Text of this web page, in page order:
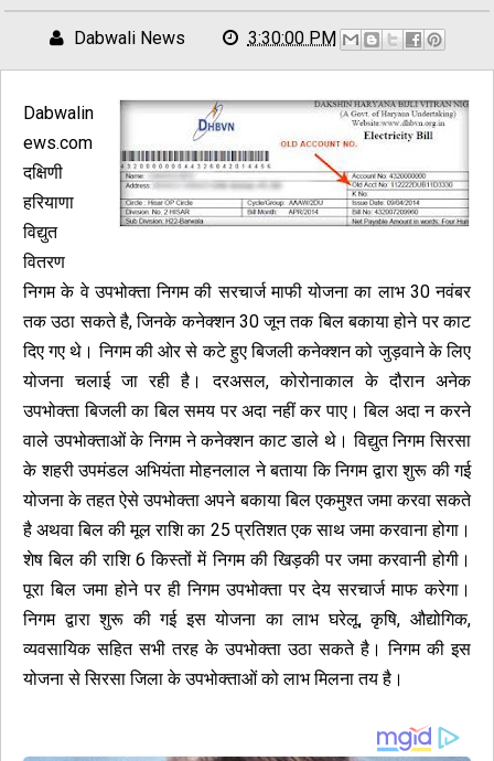
Dabwali News 3:30:00 PM
Dabwalin
ews.com
दक्षिणी
हरियाणा
विद्युत
वितरण
निगम के वे उपभोक्ता निगम की सरचार्ज माफी योजना का लाभ 30 नवंबर
तक उठा सकते है, जिनके कनेक्शन 30 जून तक बिल बकाया होने पर काट
दिए गए थे। निगम की ओर से कटे हुए बिजली कनेक्शन को जुड़वाने के लिए
योजना चलाई जा रही है। दरअसल, कोरोनाकाल के दौरान अनेक
उपभोक्ता बिजली का बिल समय पर अदा नहीं कर पाए। बिल अदा न करने
वाले उपभोक्ताओं के निगम ने कनेक्शन काट डाले थे। विद्युत निगम सिरसा
के शहरी उपमंडल अभियंता मोहनलाल ने बताया कि निगम द्वारा शुरू की गई
योजना के तहत ऐसे उपभोक्ता अपने बकाया बिल एकमुश्त जमा करवा सकते
है अथवा बिल की मूल राशि का 25 प्रतिशत एक साथ जमा करवाना होगा।
शेष बिल की राशि 6 किस्तों में निगम की खिड़की पर जमा करवानी होगी।
पूरा बिल जमा होने पर ही निगम उपभोक्ता पर देय सरचार्ज माफ करेगा।
निगम द्वारा शुरू की गई इस योजना का लाभ घरेलू, कृषि, औद्योगिक,
व्यवसायिक सहित सभी तरह के उपभोक्ता उठा सकते है। निगम की इस
योजना से सिरसा जिला के उपभोक्ताओं को लाभ मिलना तय है।